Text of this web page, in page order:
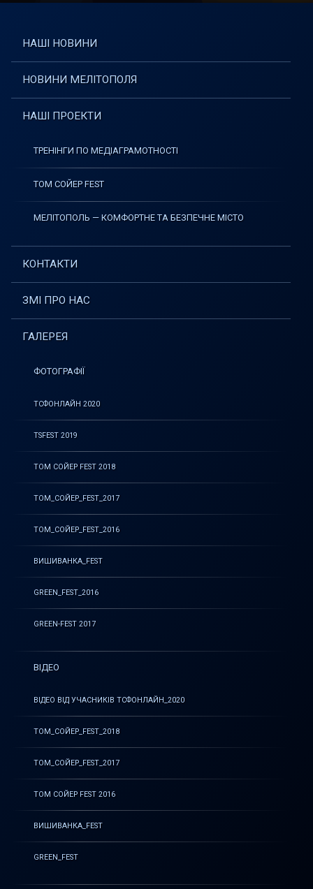
НАШІ НОВИНИ
НОВИНИ МЕЛІТОПОЛЯ
НАШІ ПРОЕКТИ
ТРЕНІНГИ ПО МЕДІАГРАМОТНОСТІ
ТОМ СОЙЕР FEST
МЕЛІТОПОЛЬ — КОМФОРТНЕ ТА БЕЗПЕЧНЕ МІСТО
КОНТАКТИ
ЗМІ ПРО НАС
ГАЛЕРЕЯ
ФОТОГРАФІЇ
ТСФОНЛАЙН 2020
TSFEST 2019
ТОМ СОЙЕР FEST 2018
ТОМ_СОЙЕР_FEST_2017
ТОМ_СОЙЕР_FEST_2016
ВИШИВАНКА_FEST
GREEN_FEST_2016
GREEN-FEST 2017
ВІДЕО
ВІДЕО ВІД УЧАСНИКІВ ТСФОНЛАЙН_2020
ТОМ_СОЙЕР_FEST_2018
ТОМ_СОЙЕР_FEST_2017
ТОМ СОЙЕР FEST 2016
ВИШИВАНКА_FEST
GREEN_FEST